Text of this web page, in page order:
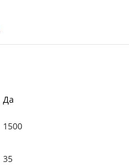
Да
1500
35